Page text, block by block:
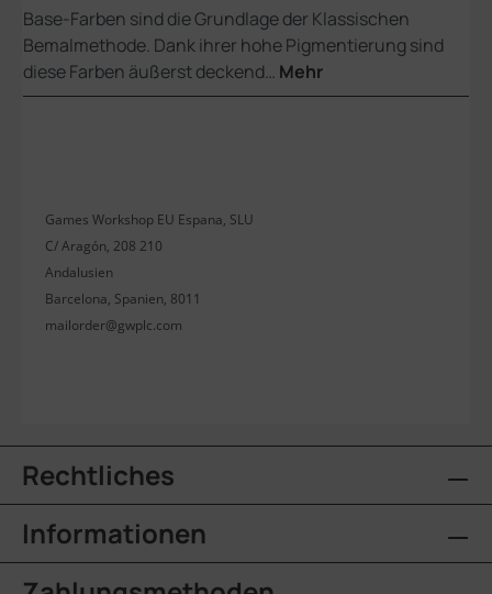
Base-Farben sind die Grundlage der Klassischen
Bemalmethode. Dank ihrer hohe Pigmentierung sind
diese Farben äußerst deckend… Mehr
Games Workshop EU Espana, SLU
C/ Aragón, 208 210
Andalusien
Barcelona, Spanien, 8011
mailorder@gwplc.com
Rechtliches
Informationen